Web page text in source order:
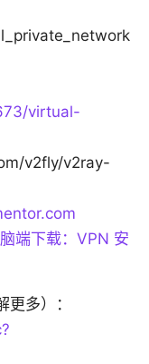
virtual-
v2fly/v2ray-
端下载：VPN 安
多）：